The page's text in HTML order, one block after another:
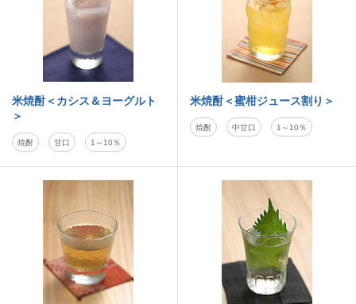
米焼酎＜カシス＆ヨーグルト
＞
焼酎 甘口 1～10％
米焼酎＜蜜柑ジュース割り＞
焼酎 中甘口 1～10％